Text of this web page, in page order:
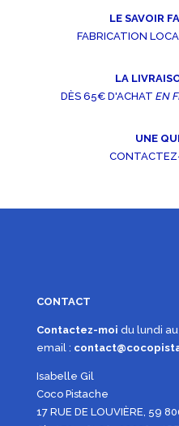
LE SAVOIR
FABRICATION
LA
DÈS 65€ D'ACHATEN
UNE
CONTACT
Contactez-moi du lundi
email :
Isabelle Gil
Coco Pistache
17 RUE DE LOUVIÈRE, 59